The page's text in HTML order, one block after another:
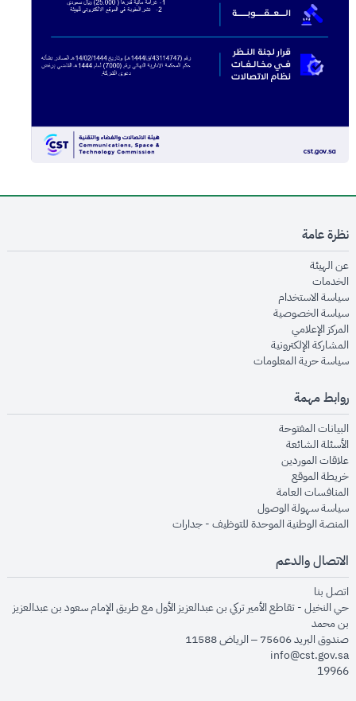
نظرة عامة
عن الهيئةopens in new window
الخدماتopens in new window
سياسة الاستخدام
سياسة الخصوصيةopens in new window
المركز الإعلاميopens in new window
المشاركة الإلكترونيةopens in new window
سياسة حرية المعلوماتopens in new window
روابط مهمة
البيانات المفتوحةopens in new window
الأسئلة الشائعةopens in new window
علاقات الموردينopens in new window
خريطة الموقعopens in new window
المنافسات العامةopens in new window
سياسة سهولة الوصولopens in new window
المنصة الوطنية الموحدة للتوظيف - جداراتopens in new window
الاتصال والدعم
اتصل بنا
حي النخيل - تقاطع الأمير تركي بن عبدالعزيز الأول مع طريق الإمام سعود بن عبدالعزيز
بن محمد
صندوق البريد 75606 – الرياض 11588
info@cst.gov.sa
19966